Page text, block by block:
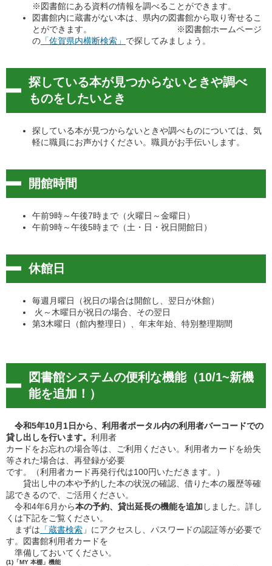
※図書館にある資料の情報を調べることができます。
図書館内に蔵書がない本は、県内の図書館から取り寄せるこ
とができます。 ※図書館ホームページ
の 「佐賀県内横断検索」 で探してみましょう。
探している本が見つからないときや調べ
ものをしたいとき
探している本が見つからないときや調べものについては、気
軽に職員にお声かけください。職員がお手伝いします。
開館時間
午前9時～午後7時まで（火曜日～金曜日）
午前9時～午後5時まで（土・日・祝日開館日）
休館日
毎週月曜日（祝日の場合は開館し、翌日が休館）
火～木曜日が祝日の場合、その翌日
第3木曜日（館内整理日）、年末年始、特別整理期間
図書館システムの便利な機能（10/1~新機
能を追加！）
令和5年10月1日から、利用者ポータル内の利用者バーコードでの
貸し出しを行います。 利用者
カードをお忘れの場合等は、ご利用ください。利用者カードを紛失
等された場合は、再登録が必要
です。（利用者カード再発行代は100円いただきます。）
貸出し中の本や予約した本の状況の確認、借りた本の履歴等確
認できるので、ご活用ください。
令和4年6月から本の予約、貸出延長の機能を追加しました。詳し
くは下記をご覧ください。
まずは 「蔵書検索 」にアクセスし、パスワードの認証等が必要で
す。図書館利用者カードを
準備しておいてください。
(1)「MY 本棚」機能